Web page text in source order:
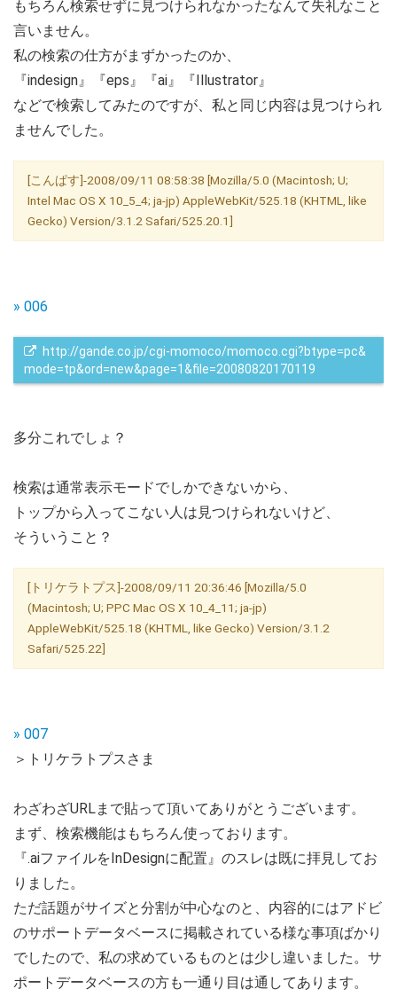
もちろん検索せずに見つけられなかったなんて失礼なこと
言いません。
私の検索の仕方がまずかったのか、
『indesign』『eps』『ai』『Illustrator』
などで検索してみたのですが、私と同じ内容は見つけられ
ませんでした。
[こんぱす]-2008/09/11 08:58:38 [Mozilla/5.0 (Macintosh; U;
Intel Mac OS X 10_5_4; ja-jp) AppleWebKit/525.18 (KHTML, like
Gecko) Version/3.1.2 Safari/525.20.1]
» 006
http://gande.co.jp/cgi-momoco/momoco.cgi?btype=pc&
mode=tp&ord=new&page=1&file=20080820170119
多分これでしょ？
検索は通常表示モードでしかできないから、
トップから入ってこない人は見つけられないけど、
そういうこと？
[トリケラトプス]-2008/09/11 20:36:46 [Mozilla/5.0
(Macintosh; U; PPC Mac OS X 10_4_11; ja-jp)
AppleWebKit/525.18 (KHTML, like Gecko) Version/3.1.2
Safari/525.22]
» 007
＞トリケラトプスさま
わざわざURLまで貼って頂いてありがとうございます。
まず、検索機能はもちろん使っております。
『.aiファイルをInDesignに配置』のスレは既に拝見してお
りました。
ただ話題がサイズと分割が中心なのと、内容的にはアドビ
のサポートデータベースに掲載されている様な事項ばかり
でしたので、私の求めているものとは少し違いました。サ
ポートデータベースの方も一通り目は通してあります。